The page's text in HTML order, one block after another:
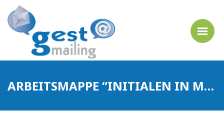
ARBEITSMAPPE “INITIALEN IN MAILÄNDER LEITUNG” DURCH HEIDE KNOFF KLÖPPELN TOP INNOVATIV